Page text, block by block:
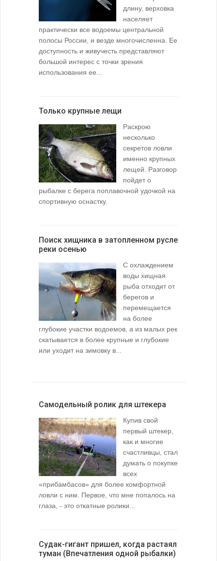
длину, верховка
населяет
практически все водоемы центральной
полосы России, и везде многочисленна. Ее
доступность и живучесть представляют
большой интерес с точки зрения
использования ее...
Только крупные лещи
Раскрою
несколько
секретов ловли
именно крупных
лещей. Разговор
пойдет о
рыбалке с берега поплавочной удочкой на
спортивную оснастку.
Поиск хищника в затопленном русле
реки осенью
С охлаждением
воды хищная
рыба отходит от
берегов и
перемещается
на более
глубокие участки водоемов, а из малых рек
скатывается в более крупные и глубокие
или уходит на зимовку в...
Самодельный ролик для штекера
Купив свой
первый штекер,
как и многие
счастливцы, стал
думать о покупке
всех
«прибамбасов» для более комфортной
ловли с ним. Первое, что мне попалось на
глаза, - это откатные ролики...
Судак-гигант пришел, когда растаял
туман (Впечатления одной рыбалки)